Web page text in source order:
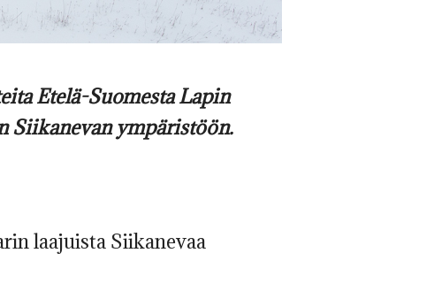
Etelä-Suomesta Lapin
Siikanevan ympäristöön.
laajuista Siikanevaa